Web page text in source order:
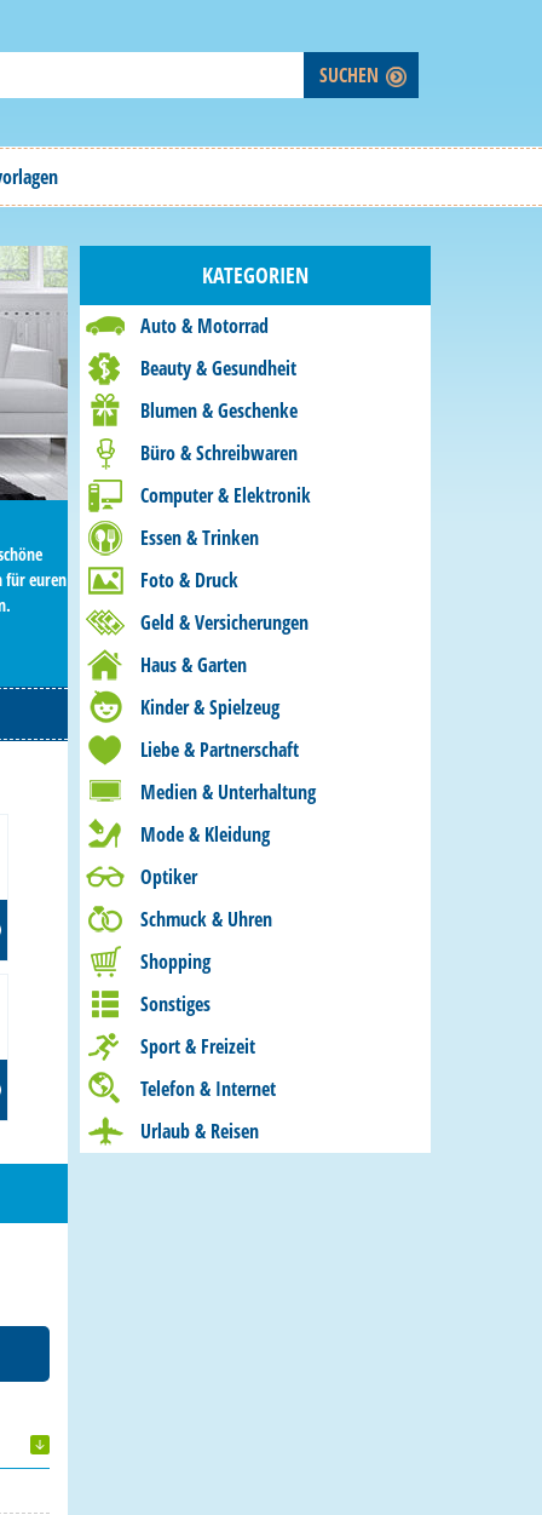
für euren
KATEGORIEN
Auto & Motorrad
Beauty & Gesundheit
Blumen & Geschenke
Büro & Schreibwaren
Computer & Elektronik
Essen & Trinken
Foto & Druck
Geld & Versicherungen
Haus & Garten
Kinder & Spielzeug
Liebe & Partnerschaft
Medien & Unterhaltung
Mode & Kleidung
Optiker
Schmuck & Uhren
Shopping
Sonstiges
Sport & Freizeit
Telefon & Internet
Urlaub & Reisen